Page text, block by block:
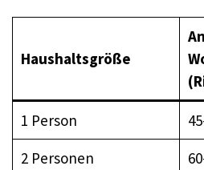
Haushaltsgröße
1 Person
2 Personen